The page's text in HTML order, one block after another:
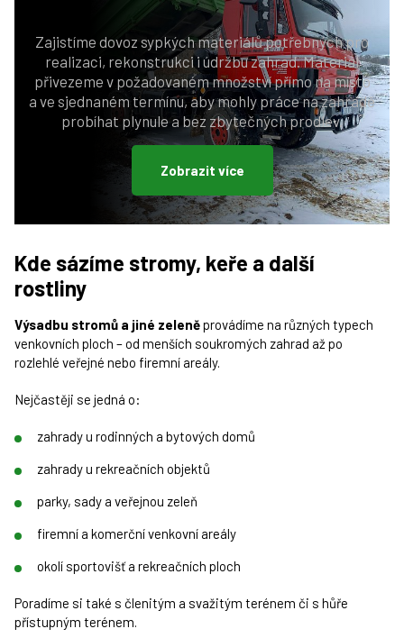
Zajistíme dovoz sypkých materiálů potřebných pro
realizaci, rekonstrukci i údržbu zahrad. Materiál
přivezeme v požadovaném množství přímo na místo
a ve sjednaném termínu, aby mohly práce na zahradě
probíhat plynule a bez zbytečných prodlev.
Zobrazit více
Kde sázíme stromy, keře a další
rostliny
Výsadbu stromů a jiné zeleněprovádíme na různých typech
venkovních ploch – od menších soukromých zahrad až po
rozlehlé veřejné nebo firemní areály.
Nejčastěji se jedná o:
zahrady u rodinných a bytových domů
zahrady u rekreačních objektů
parky, sady a veřejnou zeleň
firemní a komerční venkovní areály
okolí sportovišť a rekreačních ploch
Poradíme si také s členitým a svažitým terénem či s hůře
přístupným terénem.